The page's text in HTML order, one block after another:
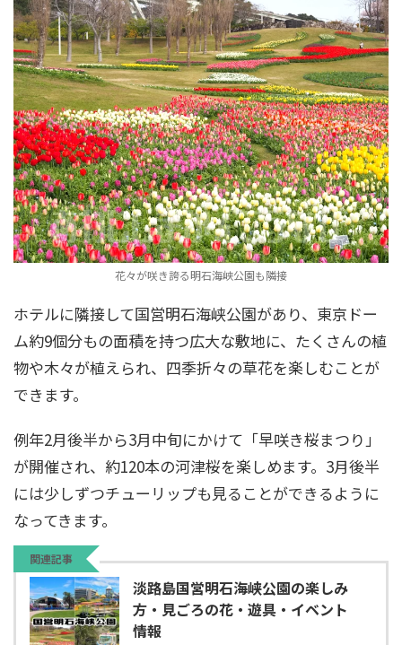
花々が咲き誇る明石海峡公園も隣接
ホテルに隣接して国営明石海峡公園があり、東京ドー
ム約9個分もの面積を持つ広大な敷地に、たくさんの植
物や木々が植えられ、四季折々の草花を楽しむことが
できます。
例年2月後半から3月中旬にかけて「早咲き桜まつり」
が開催され、約120本の河津桜を楽しめます。3月後半
には少しずつチューリップも見ることができるように
なってきます。
関連記事
淡路島国営明石海峡公園の楽しみ
方・見ごろの花・遊具・イベント
情報